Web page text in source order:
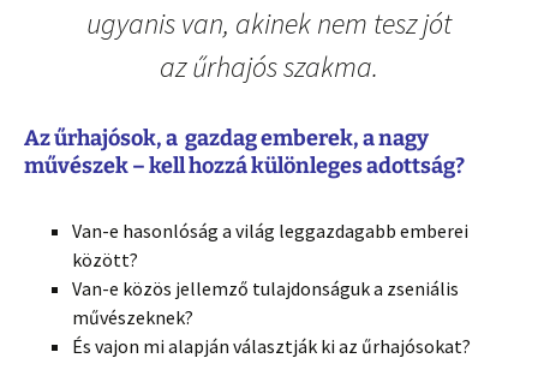
ugyanis van, akinek nem tesz jót
az űrhajós szakma.
Az űrhajósok, a gazdag emberek, a nagy
művészek – kell hozzá különleges adottság?
Van-e hasonlóság a világ leggazdagabb emberei
között?
Van-e közös jellemző tulajdonságuk a zseniális
művészeknek?
És vajon mi alapján választják ki az űrhajósokat?